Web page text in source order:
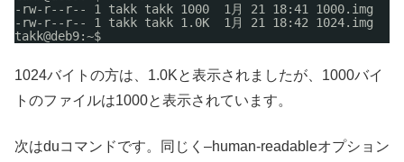
-rw-r--r-- 1 takk takk 1000  1月 21 18:41 1000.img
-rw-r--r-- 1 takk takk 1.0K  1月 21 18:42 1024.img
takk@deb9:~$
1024バイトの方は、1.0Kと表示されましたが、1000バイ
トのファイルは1000と表示されています。
次はduコマンドです。同じく–human-readableオプション